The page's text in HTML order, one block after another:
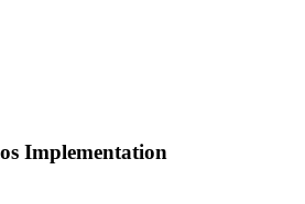
Implementation